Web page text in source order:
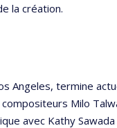
la création.
termine
Milo
avec Kathy